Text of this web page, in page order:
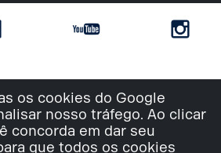
os cookies do Google
nosso tráfego. Ao clicar
concorda em dar seu
que todos os cookies